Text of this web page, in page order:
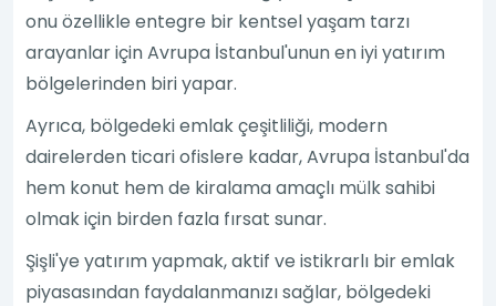
onu özellikle entegre bir kentsel yaşam tarzı
arayanlar için Avrupa İstanbul'unun en iyi yatırım
bölgelerinden biri yapar.
Ayrıca, bölgedeki emlak çeşitliliği, modern
dairelerden ticari ofislere kadar, Avrupa İstanbul'da
hem konut hem de kiralama amaçlı mülk sahibi
olmak için birden fazla fırsat sunar.
Şişli'ye yatırım yapmak, aktif ve istikrarlı bir emlak
piyasasından faydalanmanızı sağlar, bölgedeki